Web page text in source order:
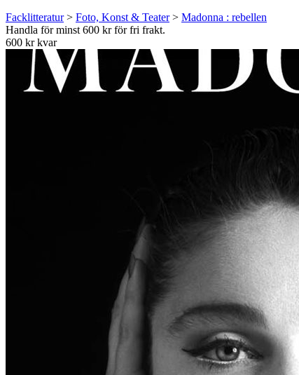
Facklitteratur> Foto, Konst & Teater> Madonna : rebellen
Handla för minst 600 kr för fri frakt.
600 kr kvar